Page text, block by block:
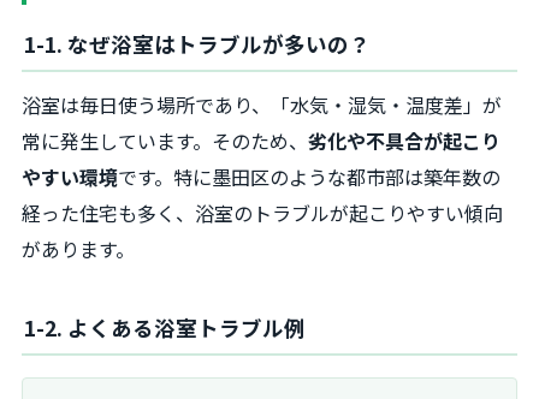
1-1. なぜ浴室はトラブルが多いの？
浴室は毎日使う場所であり、「水気・湿気・温度差」が
常に発生しています。そのため、 劣化や不具合が起こり
やすい環境です。特に墨田区のような都市部は築年数の
経った住宅も多く、浴室のトラブルが起こりやすい傾向
があります。
1-2. よくある浴室トラブル例